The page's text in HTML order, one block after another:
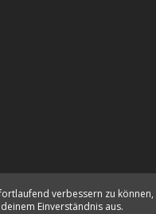
verbessern zu
Einverständnis aus.